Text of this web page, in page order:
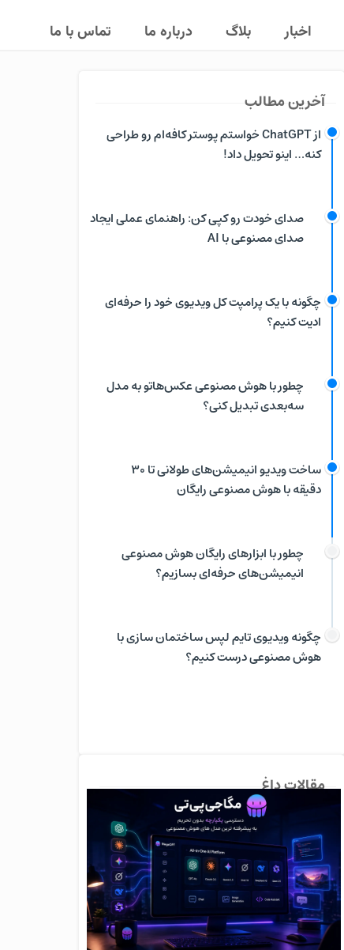
اخبار بلاگ درباره ما تماس با ما
آخرین مطالب
از ChatGPT خواستم پوستر کافه‌ام رو طراحی
کنه… اینو تحویل داد!
صدای خودت رو کپی کن: راهنمای عملی ایجاد
صدای مصنوعی با AI
چگونه با یک پرامپت کل ویدیوی خود را حرفه‌ای
ادیت کنیم؟
چطور با هوش مصنوعی عکس‌هاتو به مدل
سه‌بعدی تبدیل کنی؟
ساخت ویدیو انیمیشن‌های طولانی تا ۳۰
دقیقه با هوش مصنوعی رایگان
چطور با ابزارهای رایگان هوش مصنوعی
انیمیشن‌های حرفه‌ای بسازیم؟
چگونه ویدیوی تایم لپس ساختمان سازی با
هوش مصنوعی درست کنیم؟
مقالات داغ